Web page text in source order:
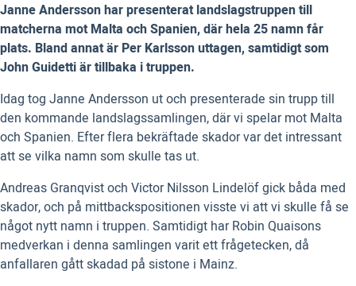
Janne Andersson har presenterat landslagstruppen till
matcherna mot Malta och Spanien, där hela 25 namn får
plats. Bland annat är Per Karlsson uttagen, samtidigt som
John Guidetti är tillbaka i truppen.
Idag tog Janne Andersson ut och presenterade sin trupp till
den kommande landslagssamlingen, där vi spelar mot Malta
och Spanien. Efter flera bekräftade skador var det intressant
att se vilka namn som skulle tas ut.
Andreas Granqvist och Victor Nilsson Lindelöf gick båda med
skador, och på mittbackspositionen visste vi att vi skulle få se
något nytt namn i truppen. Samtidigt har Robin Quaisons
medverkan i denna samlingen varit ett frågetecken, då
anfallaren gått skadad på sistone i Mainz.